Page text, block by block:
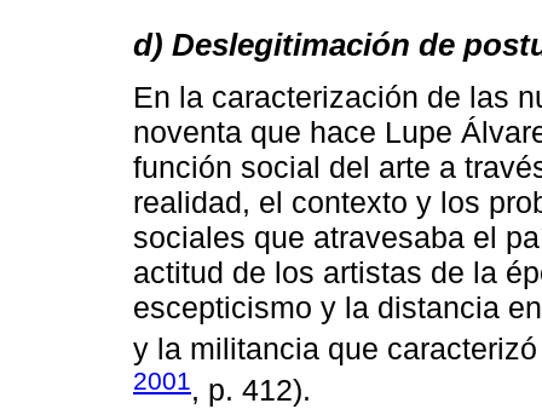
d) Deslegitimación de
En la caracterización de las
noventa que hace Lupe
función social del arte a
realidad, el contexto y los
sociales que atravesaba el
actitud de los artistas de la
escepticismo y la distancia
y la militancia que
2001, p. 412).